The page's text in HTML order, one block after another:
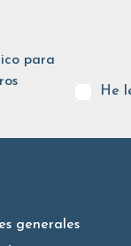
para
He
generales